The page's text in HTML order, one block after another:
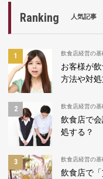
Ranking 人気記事
飲食店経営の基
お客様が
方法や対
飲食店経営の基
飲食店で
処する？
飲食店経営の基
飲食店で